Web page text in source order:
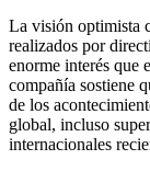
La visión optimista
realizados por
enorme interés que
compañía sostiene
de los
global, incluso
internacionales